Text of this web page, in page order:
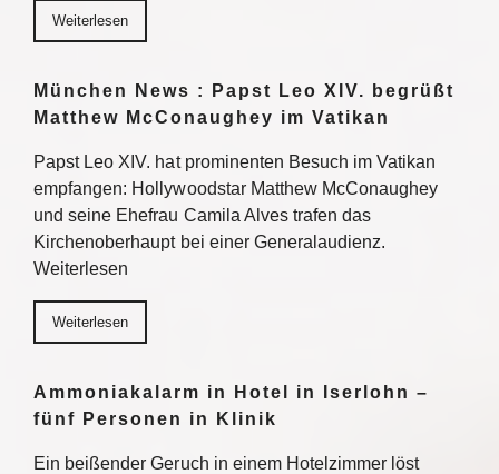
Weiterlesen
München News : Papst Leo XIV. begrüßt
Matthew McConaughey im Vatikan
Papst Leo XIV. hat prominenten Besuch im Vatikan
empfangen: Hollywoodstar Matthew McConaughey
und seine Ehefrau Camila Alves trafen das
Kirchenoberhaupt bei einer Generalaudienz.
Weiterlesen
Weiterlesen
Ammoniakalarm in Hotel in Iserlohn –
fünf Personen in Klinik
Ein beißender Geruch in einem Hotelzimmer löst